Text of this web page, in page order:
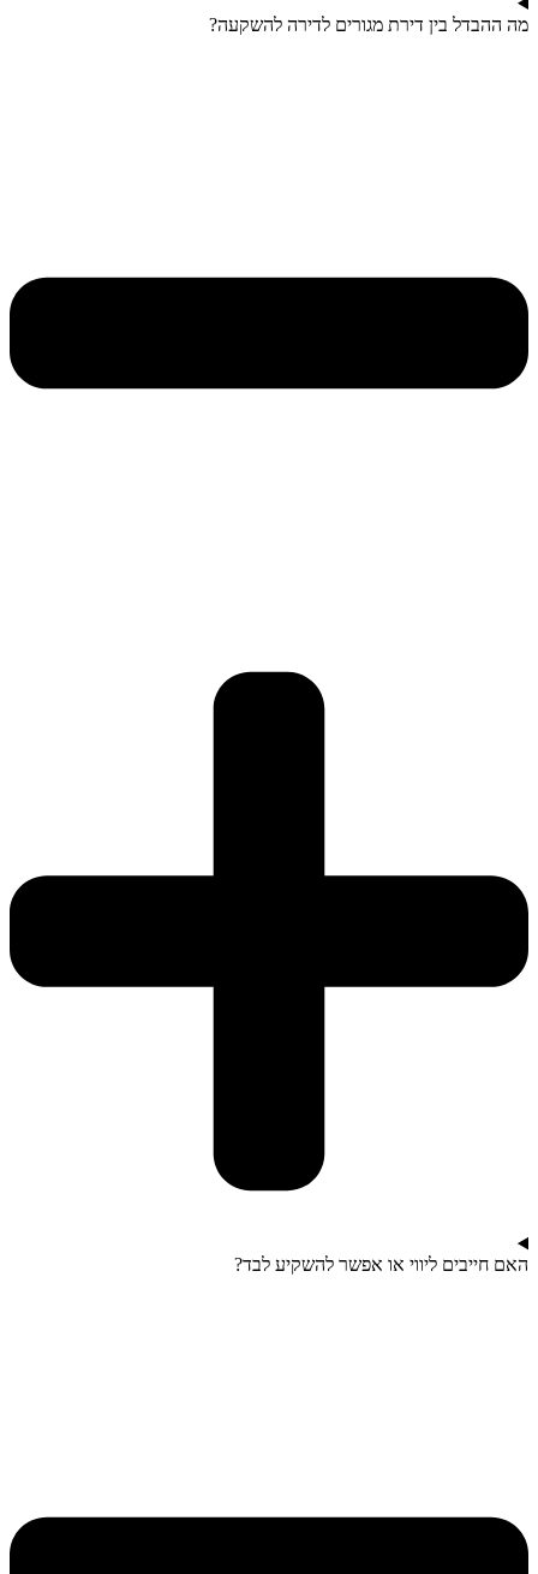
מה ההבדל בין דירת מגורים לדירה להשקעה?
האם חייבים ליווי או אפשר להשקיע לבד?